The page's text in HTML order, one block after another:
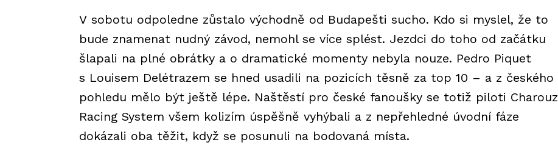
V sobotu odpoledne zůstalo východně od Budapešti sucho. Kdo si myslel, že to
bude znamenat nudný závod, nemohl se více splést. Jezdci do toho od začátku
šlapali na plné obrátky a o dramatické momenty nebyla nouze. Pedro Piquet
s Louisem Delétrazem se hned usadili na pozicích těsně za top 10 – a z českého
pohledu mělo být ještě lépe. Naštěstí pro české fanoušky se totiž piloti Charouz
Racing System všem kolizím úspěšně vyhýbali a z nepřehledné úvodní fáze
dokázali oba těžit, když se posunuli na bodovaná místa.